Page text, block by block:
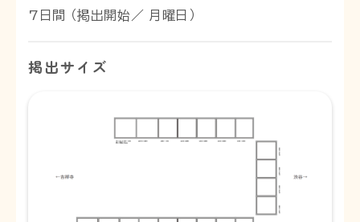
7日間 （掲出開始／ 月曜日）
掲出サイズ